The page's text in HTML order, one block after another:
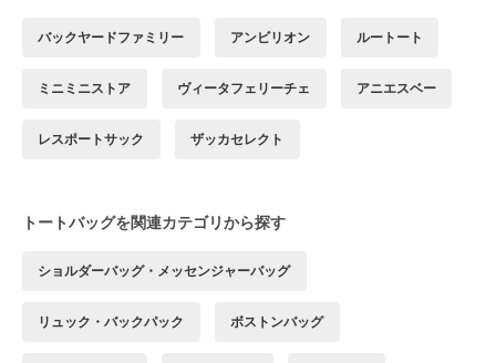
バックヤードファミリー アンビリオン ルートート
ミニミニストア ヴィータフェリーチェ アニエスベー
レスポートサック ザッカセレクト
トートバッグを関連カテゴリから探す
ショルダーバッグ・メッセンジャーバッグ
リュック・バックパック ボストンバッグ